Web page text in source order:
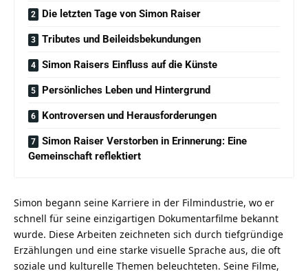
Die letzten Tage von Simon Raiser
Tributes und Beileidsbekundungen
Simon Raisers Einfluss auf die Künste
Persönliches Leben und Hintergrund
Kontroversen und Herausforderungen
Simon Raiser Verstorben in Erinnerung: Eine
Gemeinschaft reflektiert
Simon begann seine Karriere in der Filmindustrie, wo er
schnell für seine einzigartigen Dokumentarfilme bekannt
wurde. Diese Arbeiten zeichneten sich durch tiefgründige
Erzählungen und eine starke visuelle Sprache aus, die oft
soziale und kulturelle Themen beleuchteten. Seine Filme,